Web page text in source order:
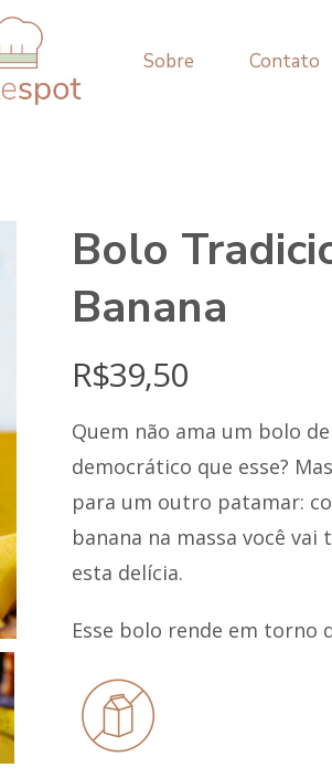
Sobre Contato
Bolo
Banana
R$39,50
Quem não ama um bolo
democrático que esse?
para um outro patamar:
banana na massa você
esta delícia.
Esse bolo rende em torno